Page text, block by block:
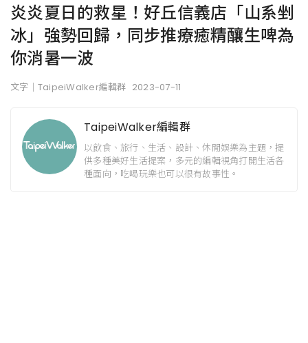
炎炎夏日的救星！好丘信義店「山系剉
冰」強勢回歸，同步推療癒精釀生啤為
你消暑一波
文字｜TaipeiWalker編輯群 2023-07-11
TaipeiWalker編輯群
以飲食、旅行、生活、設計、休閒娛樂為主題，提
供多種美好生活提案，多元的編輯視角打開生活各
種面向，吃喝玩樂也可以很有故事性。